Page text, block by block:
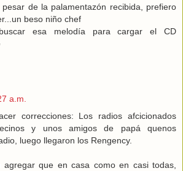
de la palamentazón recibida, prefiero
beso niño chef
esa melodía para cargar el CD
a.m.
correcciones: Los radios afcicionados
y unos amigos de papá quenos
luego llegaron los Rengency.
agregar que en casa como en casi todas,